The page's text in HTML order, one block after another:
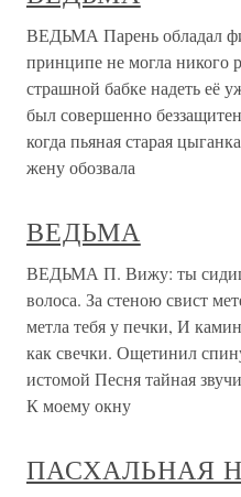
ВЕДЬМА Парень обладал
принципе не могла никого
страшной бабке надеть
был совершенно
когда пьяная старая
жену обозвала
ВЕДЬМА
ВЕДЬМА П. Вижу: ты
волоса. За стеною свист
метла тебя у печки, И
как свечки. Ощетинил
истомой Песня тайная
К моему окну
ПАСХАЛЬНАЯ